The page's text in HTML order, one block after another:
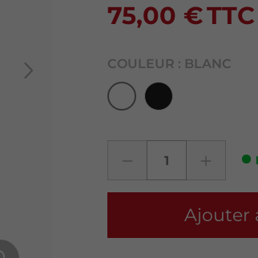
75,00 €TTC
COULEUR : BLANC
Blanc Noir
Ajouter